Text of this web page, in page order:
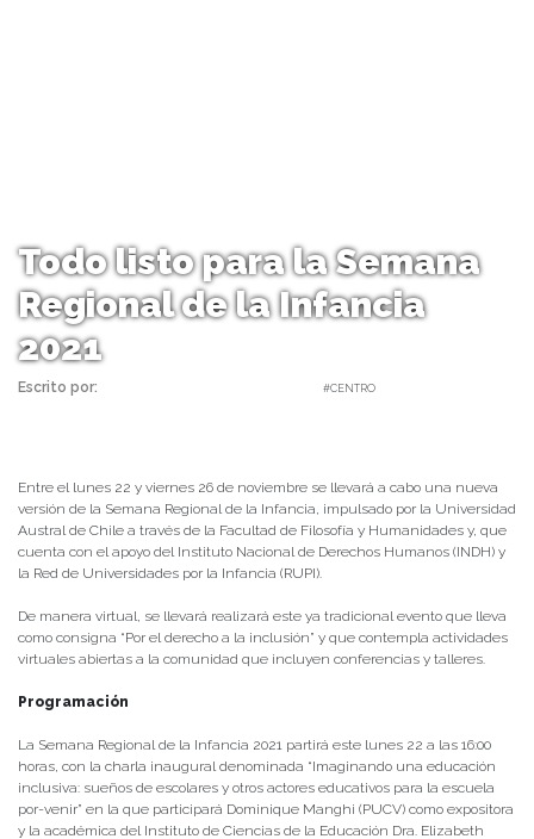
Todo listo para la Semana
Regional de la Infancia
2021
Escrito por: #CENTRO
Entre el lunes 22 y viernes 26 de noviembre se llevará a cabo una nueva
versión de la Semana Regional de la Infancia, impulsado por la Universidad
Austral de Chile a través de la Facultad de Filosofía y Humanidades y, que
cuenta con el apoyo del Instituto Nacional de Derechos Humanos (INDH) y
la Red de Universidades por la Infancia (RUPI).
De manera virtual, se llevará realizará este ya tradicional evento que lleva
como consigna “Por el derecho a la inclusión” y que contempla actividades
virtuales abiertas a la comunidad que incluyen conferencias y talleres.
Programación
La Semana Regional de la Infancia 2021 partirá este lunes 22 a las 16:00
horas, con la charla inaugural denominada “Imaginando una educación
inclusiva: sueños de escolares y otros actores educativos para la escuela
por-venir” en la que participará Dominique Manghi (PUCV) como expositora
y la académica del Instituto de Ciencias de la Educación Dra. Elizabeth